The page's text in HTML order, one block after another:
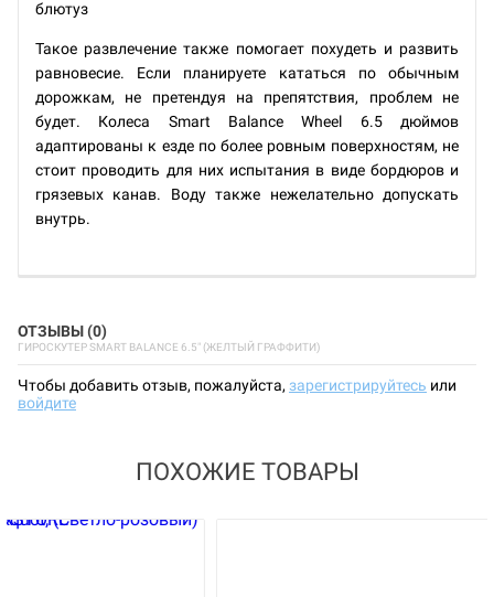
блютуз
Такое развлечение также помогает похудеть и развить
равновесие. Если планируете кататься по обычным
дорожкам, не претендуя на препятствия, проблем не
будет. Колеса Smart Balance Wheel 6.5 дюймов
адаптированы к езде по более ровным поверхностям, не
стоит проводить для них испытания в виде бордюров и
грязевых канав. Воду также нежелательно допускать
внутрь.
ОТЗЫВЫ (0)
ГИРОСКУТЕР SMART BALANCE 6.5" (ЖЕЛТЫЙ ГРАФФИТИ)
Чтобы добавить отзыв, пожалуйста, зарегистрируйтесь или
войдите
ПОХОЖИЕ ТОВАРЫ